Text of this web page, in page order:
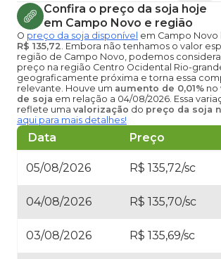
Confira o preço da soja hoje
em Campo Novo e região
O preço da soja disponível em Campo Novo
R$ 135,72. Embora não tenhamos o valor
região de Campo Novo, podemos
preço na região Centro Ocidental Rio-
geograficamente próxima e torna essa
relevante. Houve um aumento de 0,01% no
de soja em relação a 04/08/2026. Essa
reflete uma valorização do preço da soja
aqui para mais detalhes!
Data Preço
05/08/2026 R$ 135,72/sc
04/08/2026 R$ 135,70/sc
03/08/2026 R$ 135,69/sc